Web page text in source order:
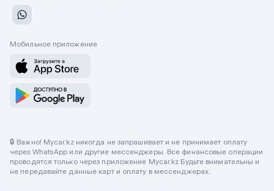
Мобильное приложение
🔒 Важно! Mycar.kz никогда не запрашивает и не принимает оплату
через WhatsApp или другие мессенджеры. Все финансовые операции
проводятся только через приложение Mycar.kz Будьте внимательны и
не передавайте данные карт и оплату в мессенджерах.